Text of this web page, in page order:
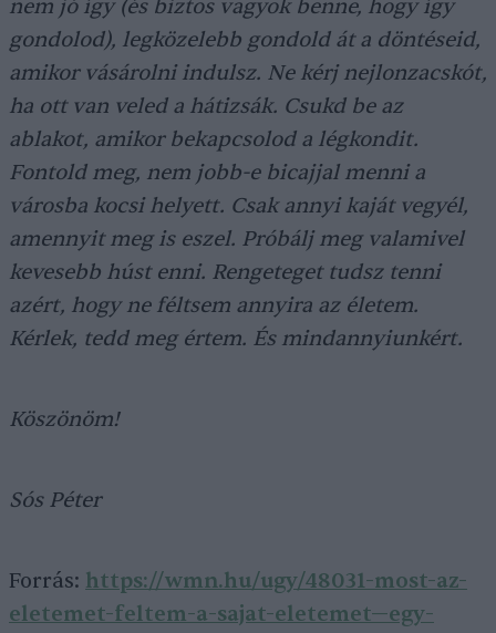
nem jó így (és biztos vagyok benne, hogy így
gondolod), legközelebb gondold át a döntéseid,
amikor vásárolni indulsz. Ne kérj nejlonzacskót,
ha ott van veled a hátizsák. Csukd be az
ablakot, amikor bekapcsolod a légkondit.
Fontold meg, nem jobb-e bicajjal menni a
városba kocsi helyett. Csak annyi kaját vegyél,
amennyit meg is eszel. Próbálj meg valamivel
kevesebb húst enni. Rengeteget tudsz tenni
azért, hogy ne féltsem annyira az életem.
Kérlek, tedd meg értem. És mindannyiunkért.
Köszönöm!
Sós Péter
Forrás: https://wmn.hu/ugy/48031-most-az-
eletemet-feltem-a-sajat-eletemet—egy-